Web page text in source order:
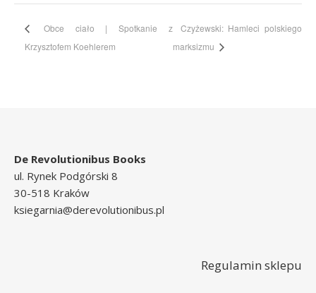
Obce ciało | Spotkanie z
Krzysztofem Koehlerem
Czyżewski: Hamleci polskiego
marksizmu
De Revolutionibus Books
ul. Rynek Podgórski 8
30-518 Kraków
ksiegarnia@derevolutionibus.pl
Regulamin sklepu